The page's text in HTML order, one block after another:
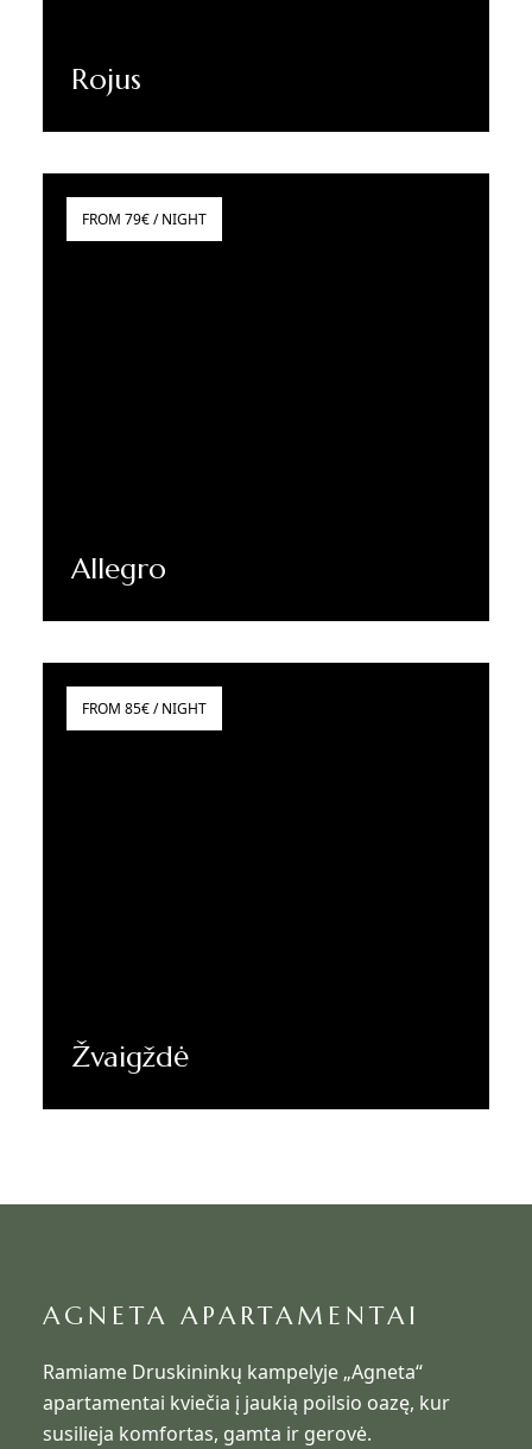
Rojus
FROM 79€ / NIGHT
Allegro
Sužinoti daugiau
FROM 85€ / NIGHT
Žvaigždė
Sužinoti daugiau
AGNETA APARTAMENTAI
Ramiame Druskininkų kampelyje „Agneta“
apartamentai kviečia į jaukią poilsio oazę, kur
susilieja komfortas, gamta ir gerovė.